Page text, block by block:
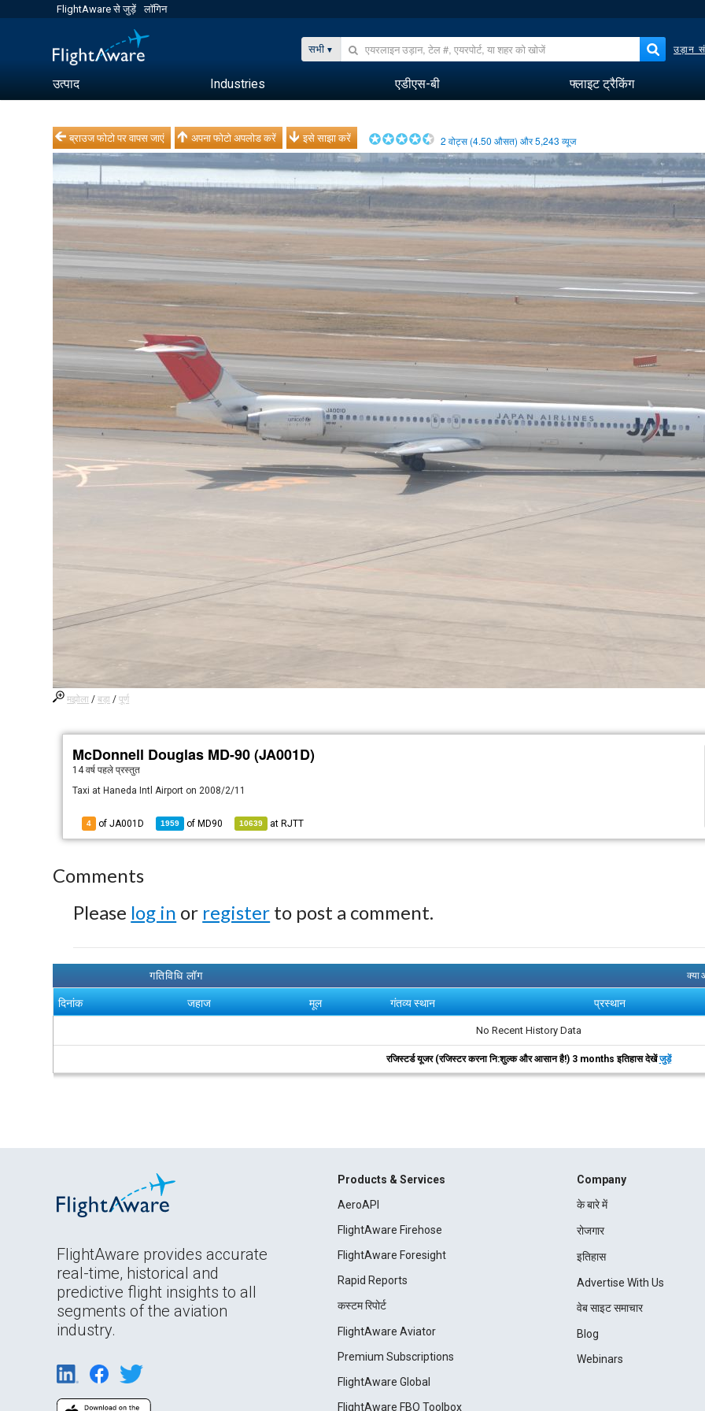
FlightAware से जुड़ें लॉगिन
सभी उड़ान
उत्पाद Industries एडीएस-बी फ्लाइट ट्रैकिंग
ब्राउज फोटो पर वापस जाएं अपना फोटो अपलोड करें इसे साझा करें 2 वोट्स (4.50 औसत) और5,243 व्यूज
मझोला /बड़ा /पूर्ण
McDonnell Douglas MD-90 (JA001D)
14 वर्ष पहले प्रस्तुत
Taxi at Haneda Intl Airport on 2008/2/11
4 of JA001D 1959 of MD90 10639 at RJTT
Comments
Please log in or register to post a comment.
गतिविधि लॉग क्या
दिनांक जहाज मूल गंतव्य स्थान प्रस्थान
No Recent History Data
रजिस्टर्ड यूजर (रजिस्टर करना नि:शुल्क और आसान है!) 3 months इतिहास देखेंजुड़ें
FlightAware provides accurate
real-time, historical and
predictive flight insights to all
segments of the aviation
industry.
Products & Services
AeroAPI
FlightAware Firehose
FlightAware Foresight
Rapid Reports
कस्टम रिपोर्ट
FlightAware Aviator
Premium Subscriptions
FlightAware Global
FlightAware FBO Toolbox
Company
के बारे में
रोजगार
इतिहास
Advertise With Us
वेब साइट समाचार
Blog
Webinars